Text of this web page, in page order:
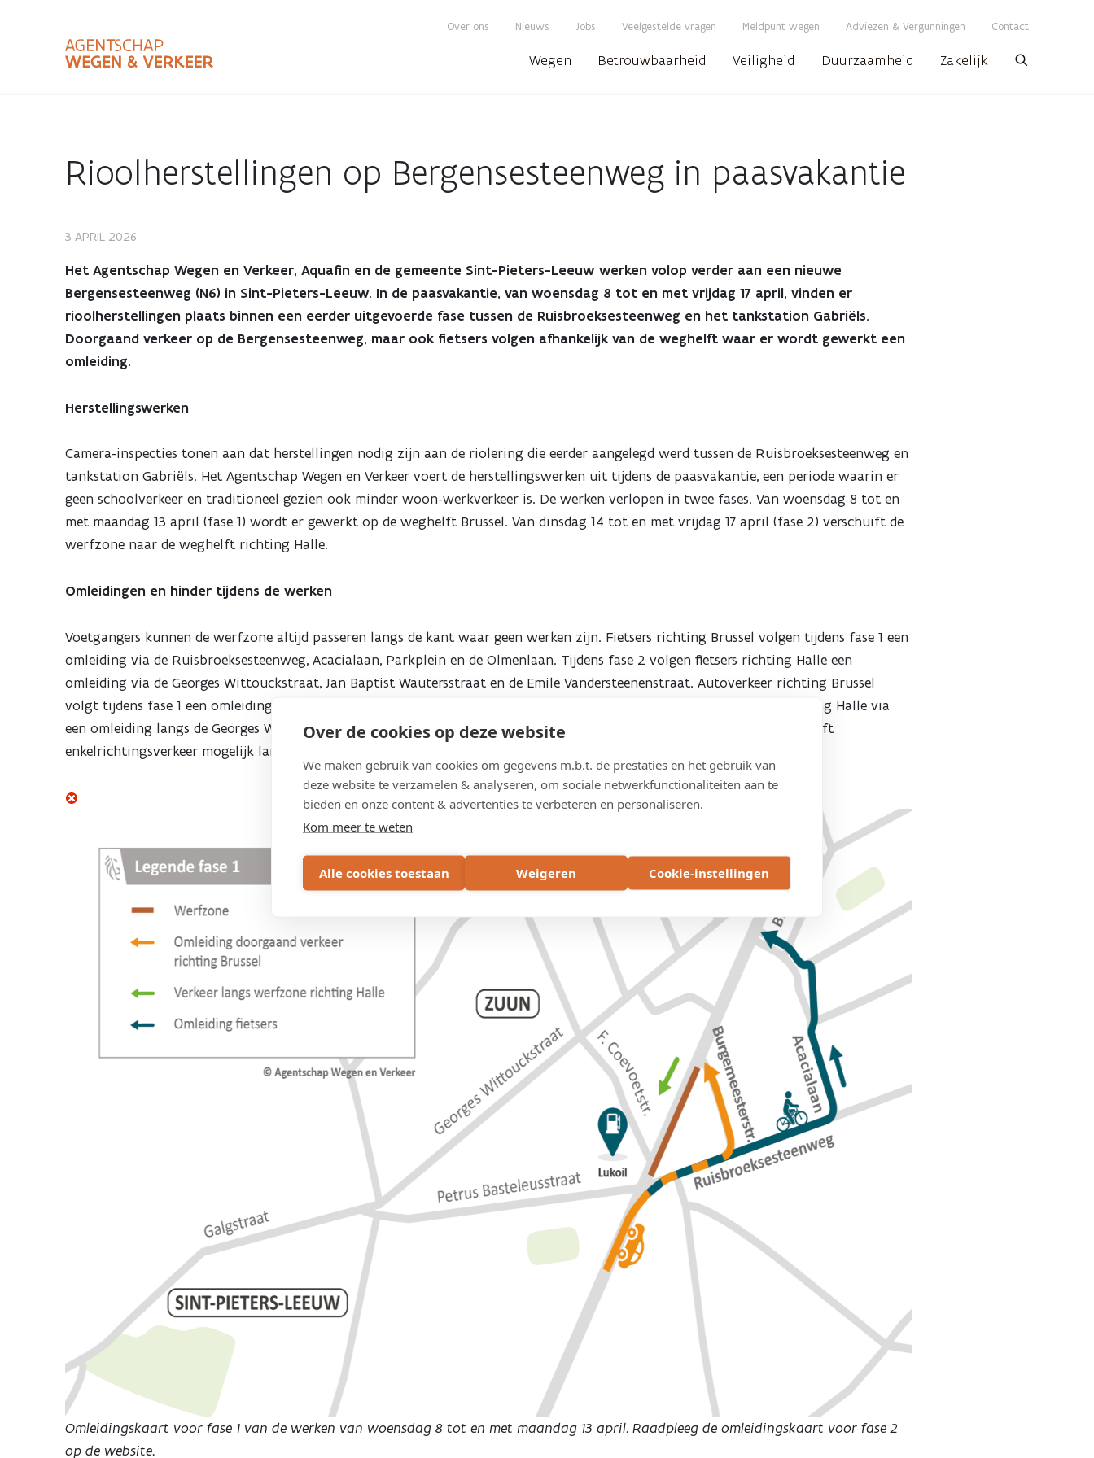
Over de cookies op deze website
We maken gebruik van cookies om gegevens m.b.t. de prestaties en het gebruik van
deze website te verzamelen & analyseren, om sociale netwerkfunctionaliteiten aan te
bieden en onze content & advertenties te verbeteren en personaliseren.
Kom meer te weten
Alle cookies toestaan Weigeren Cookie-instellingen
Over ons Nieuws Jobs Veelgestelde vragen Meldpunt wegen Adviezen & Vergunningen Contact
Wegen Betrouwbaarheid Veiligheid Duurzaamheid Zakelijk
Zoekbalk
Rioolherstellingen op Bergensesteenweg in paasvakantie
Rioolherstellingen
op
Bergensesteenweg
paasvakantie
3 APRIL 2026
Het Agentschap Wegen en Verkeer, Aquafin en de gemeente Sint-Pieters-Leeuw werken volop verder aan een nieuwe
Bergensesteenweg (N6) in Sint-Pieters-Leeuw. In de paasvakantie, van woensdag 8 tot en met vrijdag 17 april, vinden er
rioolherstellingen plaats binnen een eerder uitgevoerde fase tussen de Ruisbroeksesteenweg en het tankstation Gabriëls.
Doorgaand verkeer op de Bergensesteenweg, maar ook fietsers volgen afhankelijk van de weghelft waar er wordt gewerkt een
omleiding.
Herstellingswerken
Camera-inspecties tonen aan dat herstellingen nodig zijn aan de riolering die eerder aangelegd werd tussen de Ruisbroeksesteenweg en
tankstation Gabriëls. Het Agentschap Wegen en Verkeer voert de herstellingswerken uit tijdens de paasvakantie, een periode waarin er
geen schoolverkeer en traditioneel gezien ook minder woon-werkverkeer is. De werken verlopen in twee fases. Van woensdag 8 tot en
met maandag 13 april (fase 1) wordt er gewerkt op de weghelft Brussel. Van dinsdag 14 tot en met vrijdag 17 april (fase 2) verschuift de
werfzone naar de weghelft richting Halle.
Omleidingen en hinder tijdens de werken
Voetgangers kunnen de werfzone altijd passeren langs de kant waar geen werken zijn. Fietsers richting Brussel volgen tijdens fase 1 een
omleiding via de Ruisbroeksesteenweg, Acacialaan, Parkplein en de Olmenlaan. Tijdens fase 2 volgen fietsers richting Halle een
omleiding via de Georges Wittouckstraat, Jan Baptist Wautersstraat en de Emile Vandersteenenstraat. Autoverkeer richting Brussel
volgt tijdens fase 1 een omleiding via de Ruisbroeksesteenweg en de Burgemeesterstraat. In fase 2 rijdt het verkeer richting Halle via
een omleiding langs de Georges Wittouckstraat, Galgstraat en de Lotstraat. In de rijrichting waar niet gewerkt wordt, blijft
enkelrichtingsverkeer mogelijk langs de werfzone.
Omleidingskaart voor fase 1 van de werken van woensdag 8 tot en met maandag 13 april. Raadpleeg de omleidingskaart voor fase 2
op de website.